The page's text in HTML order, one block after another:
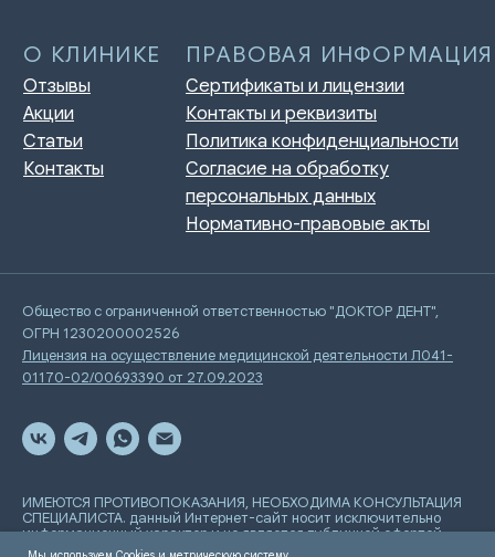
Общество с ограниченной ответственностью "ДОКТОР ДЕНТ",
ОГРН 1230200002526
Лицензия на осуществление медицинской деятельности Л041-
01170-02/00693390 от 27.09.2023
ИМЕЮТСЯ ПРОТИВОПОКАЗАНИЯ, НЕОБХОДИМА КОНСУЛЬТАЦИЯ
СПЕЦИАЛИСТА. данный Интернет-сайт носит исключительно
информационный характер и не является публичной офертой,
определяемой положениями Статьи 437 Гражданского